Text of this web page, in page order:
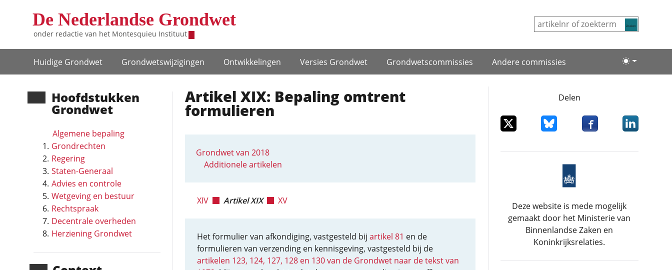
De Nederlandse Grondwet
onder redactie van het Montesquieu Instituut
Lichte/
Hoofdnavigatie
Huidige Grondwet Grondwets­wijzigingen Ontwikke­lingen Versies Grondwet Grondwets­commissies Andere commissies
Hoofd­stukken
Grondwet
Algemene bepaling
Grondrechten
Regering
Staten-Generaal
Advies en controle
Wetgeving en bestuur
Rechtspraak
Decentrale overheden
Herziening Grondwet
Artikel XIX: Bepaling omtrent
formulieren
Grondwet van 2018
Additionele artikelen
XIV Artikel XIX XV
Het formulier van afkondiging, vastgesteld bij artikel 81 en de
formulieren van verzending en kennisgeving, vastgesteld bij de
artikelen 123, 124, 127, 128 en 130 van de Grondwet naar de tekst van
Delen
Deel dit item op XDeel dit item op Bluesky
Deel dit item op
Deel dit
Deze website is mede mogelijk
gemaakt door het Ministerie van
Binnenlandse Zaken en
Koninkrijksrelaties.